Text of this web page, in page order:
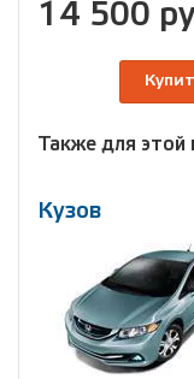
Кузов
14 500
Также для этой